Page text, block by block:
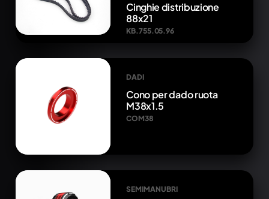
Cinghie distribuzione
88x21
KB.755.05.96
DADI
Cono per dado ruota
M38x1.5
COM38
SEMIMANUBRI